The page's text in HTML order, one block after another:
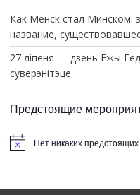
Как Менск стал Минском:
название,
27 ліпеня — дзень Ежы
суверэнітэце
Предстоящие
т
Нет никаких